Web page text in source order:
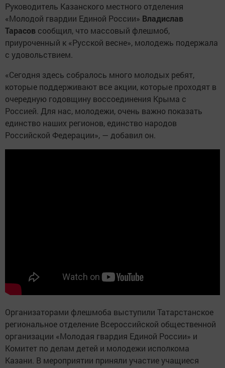
Руководитель Казанского местного отделения
«Молодой гвардии Единой России» Владислав
Тарасов сообщил, что массовый флешмоб,
приуроченный к «Русской весне», молодежь подержала
с удовольствием.
«Сегодня здесь собралось много молодых ребят,
которые поддерживают все акции, которые проходят в
очередную годовщину воссоединения Крыма с
Россией. Для нас, молодежи, очень важно показать
единство наших регионов, единство народов
Российской Федерации», — добавил он.
Организаторами флешмоба выступили Татарстанское
региональное отделение Всероссийской общественной
организации «Молодая гвардия Единой России» и
Комитет по делам детей и молодежи исполкома
Казани. В мероприятии приняли участие учащиеся